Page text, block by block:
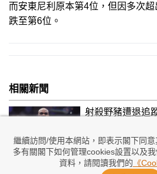
繼續訪問/使用本網站，即表示閣下同
多有關閣下如何管理cookies設置以及
資料，請閱讀我們的 《
而安東尼利原本第4位，但因多次超
跌至第6位。
相關新聞
射殺野豬遭退追
F1賽季或在歐洲